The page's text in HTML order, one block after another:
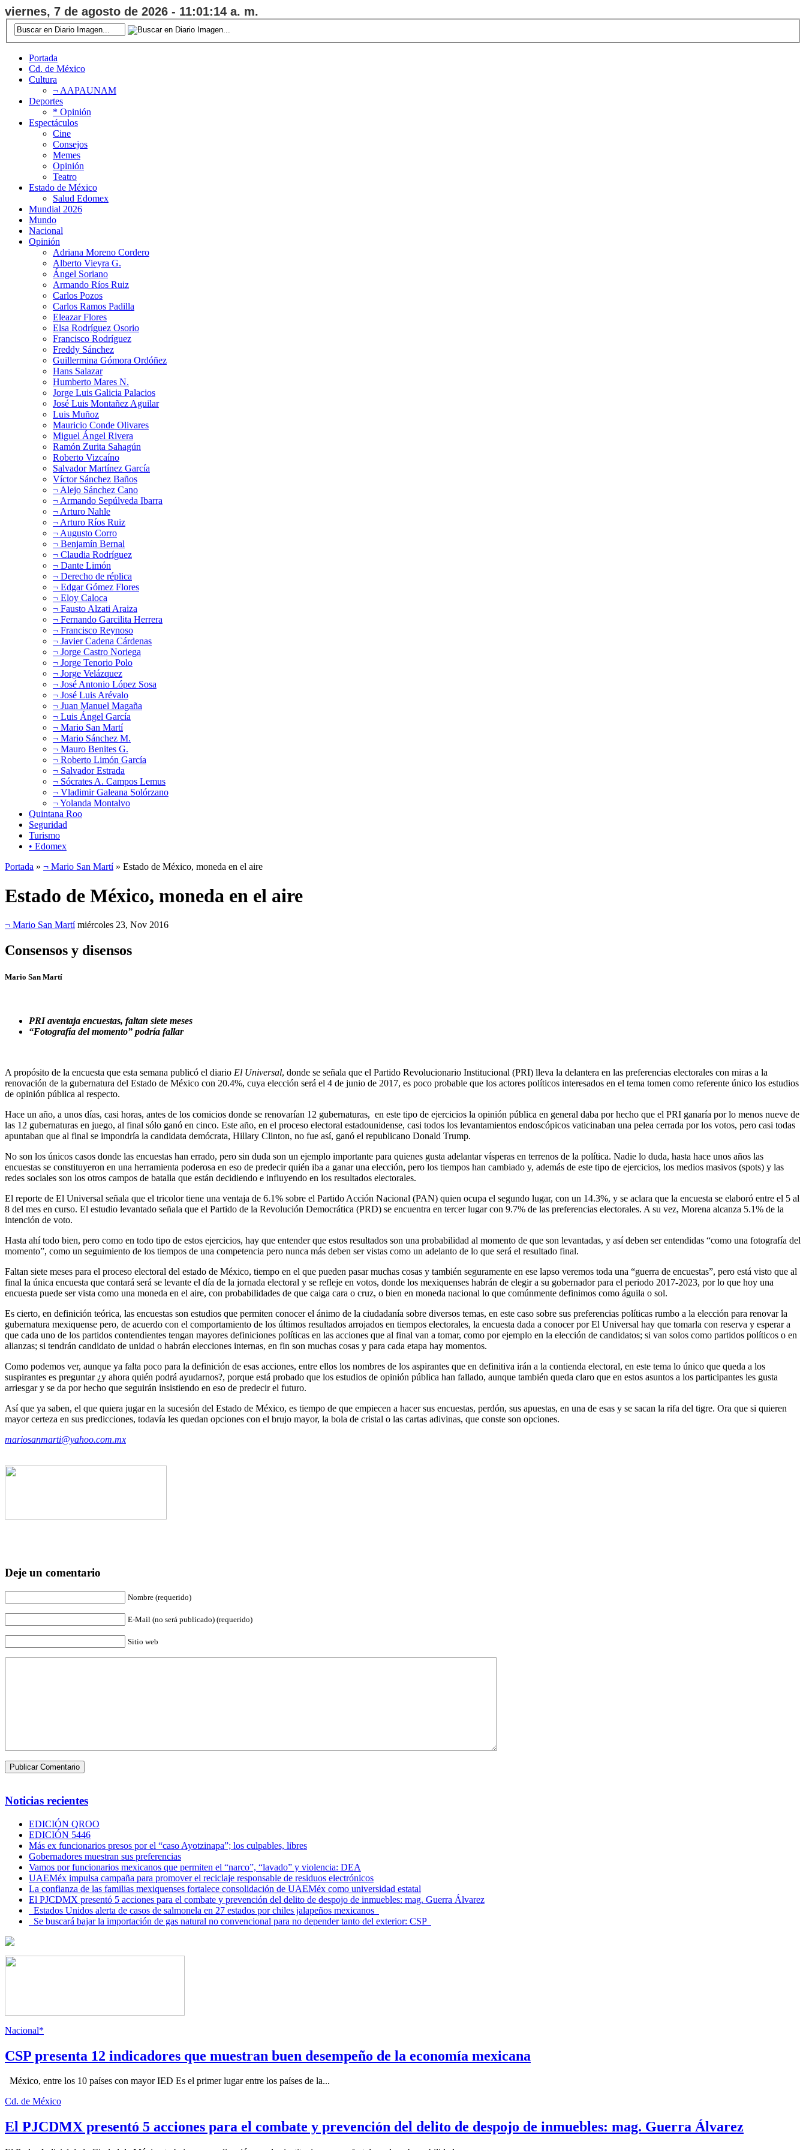
viernes, 7 de agosto de 2026 - 11:01:15 a. m.
Portada
Cd. de México
Cultura
¬ AAPAUNAM
Deportes
* Opinión
Espectáculos
Cine
Consejos
Memes
Opinión
Teatro
Estado de México
Salud Edomex
Mundial 2026
Mundo
Nacional
Opinión
Adriana Moreno Cordero
Alberto Vieyra G.
Ángel Soriano
Armando Ríos Ruiz
Carlos Pozos
Carlos Ramos Padilla
Eleazar Flores
Elsa Rodríguez Osorio
Francisco Rodríguez
Freddy Sánchez
Guillermina Gómora Ordóñez
Hans Salazar
Humberto Mares N.
Jorge Luis Galicia Palacios
José Luis Montañez Aguilar
Luis Muñoz
Mauricio Conde Olivares
Miguel Ángel Rivera
Ramón Zurita Sahagún
Roberto Vizcaíno
Salvador Martínez García
Víctor Sánchez Baños
¬ Alejo Sánchez Cano
¬ Armando Sepúlveda Ibarra
¬ Arturo Nahle
¬ Arturo Ríos Ruiz
¬ Augusto Corro
¬ Benjamín Bernal
¬ Claudia Rodríguez
¬ Dante Limón
¬ Derecho de réplica
¬ Edgar Gómez Flores
¬ Eloy Caloca
¬ Fausto Alzati Araiza
¬ Fernando Garcilita Herrera
¬ Francisco Reynoso
¬ Javier Cadena Cárdenas
¬ Jorge Castro Noriega
¬ Jorge Tenorio Polo
¬ Jorge Velázquez
¬ José Antonio López Sosa
¬ José Luis Arévalo
¬ Juan Manuel Magaña
¬ Luis Ángel García
¬ Mario San Martí
¬ Mario Sánchez M.
¬ Mauro Benites G.
¬ Roberto Limón García
¬ Salvador Estrada
¬ Sócrates A. Campos Lemus
¬ Vladimir Galeana Solórzano
¬ Yolanda Montalvo
Quintana Roo
Seguridad
Turismo
• Edomex
Portada » ¬ Mario San Martí» Estado de México, moneda en el aire
Estado de México, moneda en el aire
¬ Mario San Martí miércoles 23, Nov 2016
Consensos y disensos
Mario San Martí
PRI aventaja encuestas, faltan siete meses
“Fotografía del momento” podría fallar
A propósito de la encuesta que esta semana publicó el diario El Universal, donde se señala que el Partido Revolucionario Institucional (PRI) lleva la delantera en las preferencias electorales con miras a la
renovación de la gubernatura del Estado de México con 20.4%, cuya elección será el 4 de junio de 2017, es poco probable que los actores políticos interesados en el tema tomen como referente único los estudios
de opinión pública al respecto.
Hace un año, a unos días, casi horas, antes de los comicios donde se renovarían 12 gubernaturas, en este tipo de ejercicios la opinión pública en general daba por hecho que el PRI ganaría por lo menos nueve de
las 12 gubernaturas en juego, al final sólo ganó en cinco. Este año, en el proceso electoral estadounidense, casi todos los levantamientos endoscópicos vaticinaban una pelea cerrada por los votos, pero casi todas
apuntaban que al final se impondría la candidata demócrata, Hillary Clinton, no fue así, ganó el republicano Donald Trump.
No son los únicos casos donde las encuestas han errado, pero sin duda son un ejemplo importante para quienes gusta adelantar vísperas en terrenos de la política. Nadie lo duda, hasta hace unos años las
encuestas se constituyeron en una herramienta poderosa en eso de predecir quién iba a ganar una elección, pero los tiempos han cambiado y, además de este tipo de ejercicios, los medios masivos (spots) y las
redes sociales son los otros campos de batalla que están decidiendo e influyendo en los resultados electorales.
El reporte de El Universal señala que el tricolor tiene una ventaja de 6.1% sobre el Partido Acción Nacional (PAN) quien ocupa el segundo lugar, con un 14.3%, y se aclara que la encuesta se elaboró entre el 5 al
8 del mes en curso. El estudio levantado señala que el Partido de la Revolución Democrática (PRD) se encuentra en tercer lugar con 9.7% de las preferencias electorales. A su vez, Morena alcanza 5.1% de la
intención de voto.
Hasta ahí todo bien, pero como en todo tipo de estos ejercicios, hay que entender que estos resultados son una probabilidad al momento de que son levantadas, y así deben ser entendidas “como una fotografía del
momento”, como un seguimiento de los tiempos de una competencia pero nunca más deben ser vistas como un adelanto de lo que será el resultado final.
Faltan siete meses para el proceso electoral del estado de México, tiempo en el que pueden pasar muchas cosas y también seguramente en ese lapso veremos toda una “guerra de encuestas”, pero está visto que al
final la única encuesta que contará será se levante el día de la jornada electoral y se refleje en votos, donde los mexiquenses habrán de elegir a su gobernador para el periodo 2017-2023, por lo que hoy una
encuesta puede ser vista como una moneda en el aire, con probabilidades de que caiga cara o cruz, o bien en moneda nacional lo que comúnmente definimos como águila o sol.
Es cierto, en definición teórica, las encuestas son estudios que permiten conocer el ánimo de la ciudadanía sobre diversos temas, en este caso sobre sus preferencias políticas rumbo a la elección para renovar la
gubernatura mexiquense pero, de acuerdo con el comportamiento de los últimos resultados arrojados en tiempos electorales, la encuesta dada a conocer por El Universal hay que tomarla con reserva y esperar a
que cada uno de los partidos contendientes tengan mayores definiciones políticas en las acciones que al final van a tomar, como por ejemplo en la elección de candidatos; si van solos como partidos políticos o en
alianzas; si tendrán candidato de unidad o habrán elecciones internas, en fin son muchas cosas y para cada etapa hay momentos.
Como podemos ver, aunque ya falta poco para la definición de esas acciones, entre ellos los nombres de los aspirantes que en definitiva irán a la contienda electoral, en este tema lo único que queda a los
suspirantes es preguntar ¿y ahora quién podrá ayudarnos?, porque está probado que los estudios de opinión pública han fallado, aunque también queda claro que en estos asuntos a los participantes les gusta
arriesgar y se da por hecho que seguirán insistiendo en eso de predecir el futuro.
Así que ya saben, el que quiera jugar en la sucesión del Estado de México, es tiempo de que empiecen a hacer sus encuestas, perdón, sus apuestas, en una de esas y se sacan la rifa del tigre. Ora que si quieren
mayor certeza en sus predicciones, todavía les quedan opciones con el brujo mayor, la bola de cristal o las cartas adivinas, que conste son opciones.
mariosanmarti@yahoo.com.mx
Deje un comentario
Nombre (requerido)
E-Mail (no será publicado) (requerido)
Sitio web
Noticias recientes
EDICIÓN QROO
EDICIÓN 5446
Más ex funcionarios presos por el “caso Ayotzinapa”; los culpables, libres
Gobernadores muestran sus preferencias
Vamos por funcionarios mexicanos que permiten el “narco”, “lavado” y violencia: DEA
UAEMéx impulsa campaña para promover el reciclaje responsable de residuos electrónicos
La confianza de las familias mexiquenses fortalece consolidación de UAEMéx como universidad estatal
El PJCDMX presentó 5 acciones para el combate y prevención del delito de despojo de inmuebles: mag. Guerra Álvarez
Estados Unidos alerta de casos de salmonela en 27 estados por chiles jalapeños mexicanos
Se buscará bajar la importación de gas natural no convencional para no depender tanto del exterior: CSP
Nacional*
CSP presenta 12 indicadores que muestran buen desempeño de la economía mexicana
México, entre los 10 países con mayor IED Es el primer lugar entre los países de la...
Cd. de México
El PJCDMX presentó 5 acciones para el combate y prevención del delito de despojo de inmuebles: mag. Guerra Álvarez